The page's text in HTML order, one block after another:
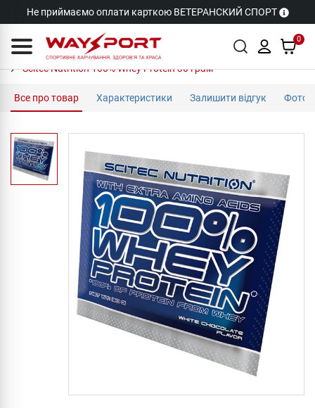
Не приймаємо оплати карткою ВЕТЕРАНСКИЙ СПОРТ
0
Scitec Nutrition 100% Whey Protein 30 грам
Все про товар Характеристики Залишити відгук Фото